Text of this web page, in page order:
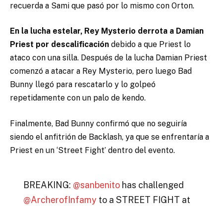
recuerda a Sami que pasó por lo mismo con Orton.
En la lucha estelar, Rey Mysterio derrota a Damian
Priest por descalificación debido a que Priest lo
ataco con una silla. Después de la lucha Damian Priest
comenzó a atacar a Rey Mysterio, pero luego Bad
Bunny llegó para rescatarlo y lo golpeó
repetidamente con un palo de kendo.
Finalmente, Bad Bunny confirmó que no seguiría
siendo el anfitrión de Backlash, ya que se enfrentaría a
Priest en un ‘Street Fight’ dentro del evento.
BREAKING: @sanbenitohas challenged
@ArcherofInfamy to a STREET FIGHT at